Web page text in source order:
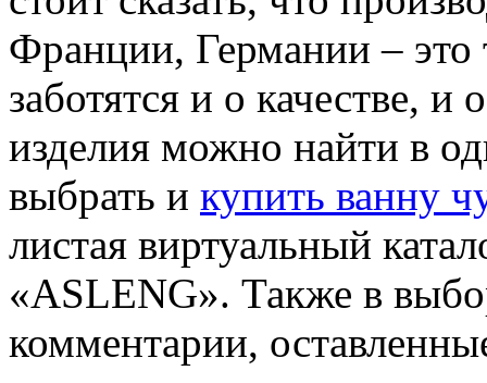
Франции, Германии – это
заботятся и о качестве, и
изделия можно найти в
выбрать и купить ванну
листая виртуальный
«ASLENG». Также в
комментарии,